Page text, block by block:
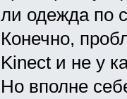
ли одежда по
Конечно,
Kinect и не у
Но вполне